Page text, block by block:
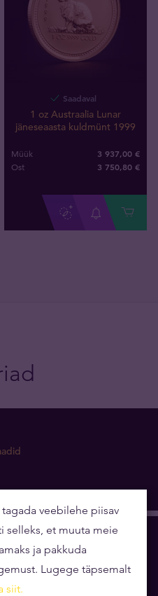
Saadaval
1 oz Austraalia Lunar
jäneseaasta kuldmünt 1999
Müük 3 937,00 €
Ost 3 750,80 €
veebilehe piisav
selleks, et muuta meie
ja pakkuda
Lugege täpsemalt
siit.